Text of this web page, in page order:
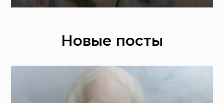
Новые посты